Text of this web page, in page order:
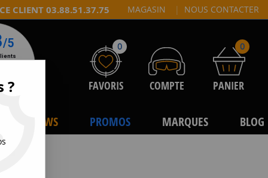
CLIENT 03.88.51.37.75 MAGASIN | NOUS CONTACTER
0
FAVORIS COMPTE
0
PANIER
NEWS PROMOS MARQUES BLOG
?